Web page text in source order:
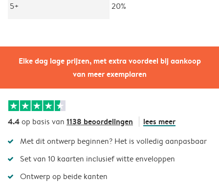
Elke dag lage prijzen, met extra voordeel bij aankoop
van meer exemplaren
5+
20%
4.4op basis van 1138 beoordelingen lees meer
Met dit ontwerp beginnen? Het is volledig aanpasbaar
Set van 10 kaarten inclusief witte enveloppen
Ontwerp op beide kanten